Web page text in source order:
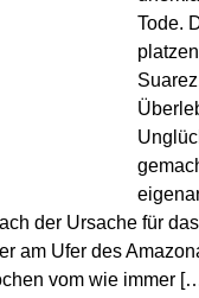
Tode.
der Ursache für
am Ufer des
vom wie immer